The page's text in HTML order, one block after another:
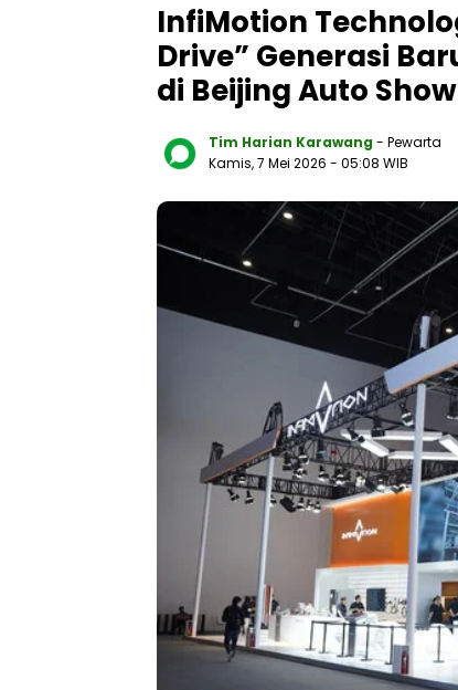
InfiMotion
Drive” Generasi
di Beijing Auto
Tim Harian Karawang - Pewarta
Kamis, 7 Mei 2026 - 05:08 WIB